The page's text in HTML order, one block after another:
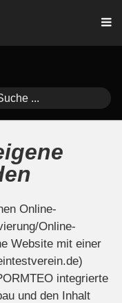
Online-
Online-
Website mit einer
integrierte
und den Inhalt